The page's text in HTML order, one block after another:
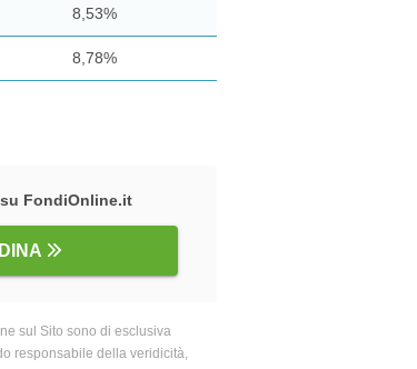
8,53%
8,78%
FondiOnline.it
sul Sito sono di esclusiva
responsabile della veridicità,